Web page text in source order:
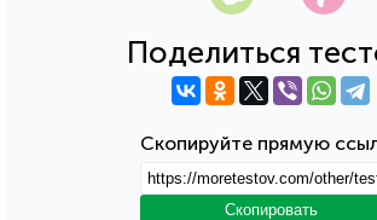
Поделиться
Скопируйте прямую
Скопировать